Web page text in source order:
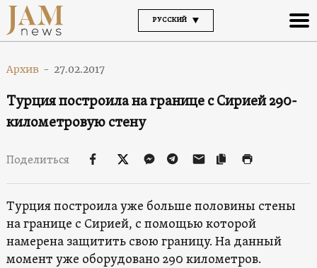
РУССКИЙ
Архив - 27.02.2017
Турция построила на границе с Сирией 290-
километровую стену
Поделиться
Турция построила уже больше половины стены
на границе с Сирией, с помощью которой
намерена защитить свою границу. На данный
момент уже оборудовано 290 километров.